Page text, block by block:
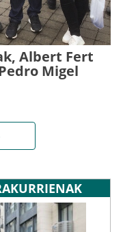
Albert Fert
Migel